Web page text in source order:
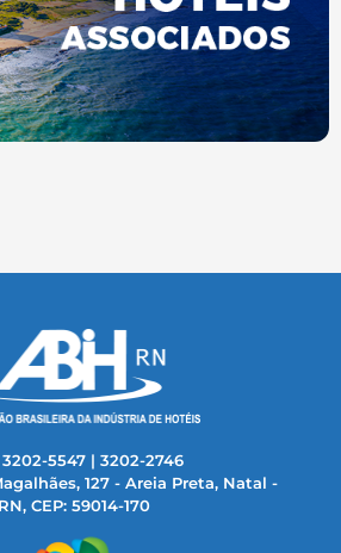
5547 | 3202-2746
127 - Areia Preta, Natal -
RN, CEP: 59014-170